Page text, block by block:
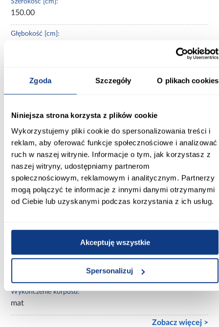
Zgoda Szczegóły O plikach cookies
Niniejsza strona korzysta z plików cookie
Wykorzystujemy pliki cookie do spersonalizowania treści i
reklam, aby oferować funkcje społecznościowe i analizować
ruch w naszej witrynie. Informacje o tym, jak korzystasz z
naszej witryny, udostępniamy partnerom
społecznościowym, reklamowym i analitycznym. Partnerzy
mogą połączyć te informacje z innymi danymi otrzymanymi
od Ciebie lub uzyskanymi podczas korzystania z ich usług.
Akceptuję wszystkie
Spersonalizuj
150.00
Głębokość [cm]:
235.20
Kolor korpusu:
kaszmir
Wybarwienie:
beżowe
Lustro:
bez lustra
Wykończenie frontów:
Wykończenie korpusu:
mat
Zobacz więcej >